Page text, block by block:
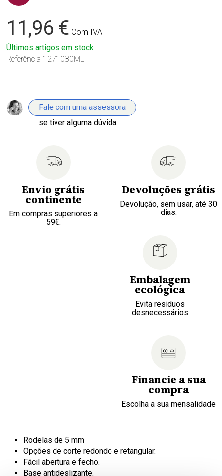
11,96 € Com IVA
Últimos artigos em stock
Referência 1271080ML
Fale com uma assessora
se tiver alguma dúvida.
Envio grátis
continente
Em compras superiores a
59€.
Devoluções grátis
Devolução, sem usar, até 30
dias.
Embalagem
ecológica
Evita resíduos
desnecessários
Financie a sua
compra
Escolha a sua mensalidade
Rodelas de 5 mm
Opções de corte redondo e retangular.
Fácil abertura e fecho.
Base antideslizante.